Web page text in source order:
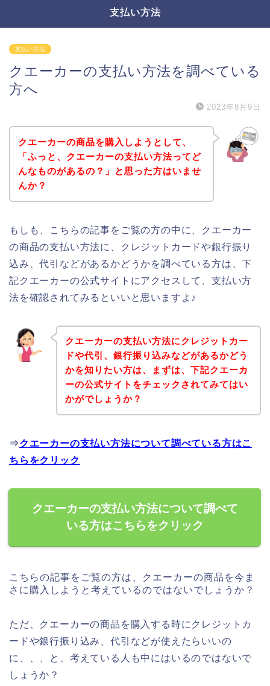
支払い方法
支払い方法
クエーカーの支払い方法を調べている
方へ
2023年8月9日
クエーカーの商品を購入しようとして、
「ふっと、クエーカーの支払い方法ってど
んなものがあるの？」と思った方はいませ
んか？
もしも、こちらの記事をご覧の方の中に、クエーカー
の商品の支払い方法に、クレジットカードや銀行振り
込み、代引などがあるかどうかを調べている方は、下
記クエーカーの公式サイトにアクセスして、支払い方
法を確認されてみるといいと思いますよ♪
クエーカーの支払い方法にクレジットカー
ドや代引、銀行振り込みなどがあるかどう
かを知りたい方は、まずは、下記クエーカ
ーの公式サイトをチェックされてみてはい
かがでしょうか？
⇒クエーカーの支払い方法について調べている方はこ
ちらをクリック
クエーカーの支払い方法について調べて
いる方はこちらをクリック
こちらの記事をご覧の方は、クエーカーの商品を今ま
さに購入しようと考えているのではないでしょうか？
ただ、クエーカーの商品を購入する時にクレジットカ
ードや銀行振り込み、代引などが使えたらいいの
に、、、と、考えている人も中にはいるのではないで
しょうか？